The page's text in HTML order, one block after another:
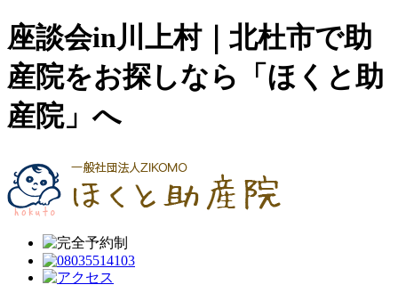
座談会in川上村｜北杜市で助
産院をお探しなら「ほくと助
産院」へ